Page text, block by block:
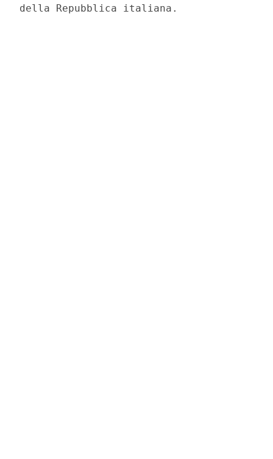
della Repubblica italiana.